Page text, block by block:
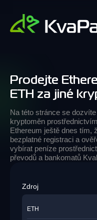
Prodejte
ETH za jiné
Na této stránce se
kryptoměn
Ethereum ještě dnes tím,
bezplatné registraci a
vybírat peníze
převodů a bankomatů
Zdroj
ETH